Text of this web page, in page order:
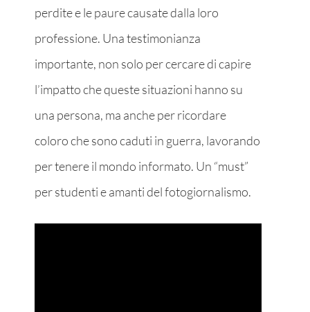
perdite e le paure causate dalla loro
professione. Una testimonianza
importante, non solo per cercare di capire
l’impatto che queste situazioni hanno su
una persona, ma anche per ricordare
coloro che sono caduti in guerra, lavorando
per tenere il mondo informato. Un “must”
per studenti e amanti del fotogiornalismo.